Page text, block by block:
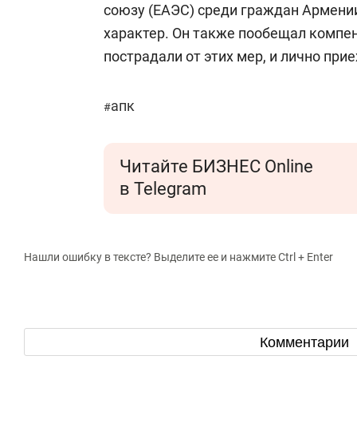
союзу (ЕАЭС) среди граждан
характер. Он также пообещал
пострадали от этих мер, и лично
#апк
Читайте БИЗНЕС Online
в Telegram
Нашли ошибку в тексте? Выделите ее и нажмите Ctrl + Enter
Комментарии